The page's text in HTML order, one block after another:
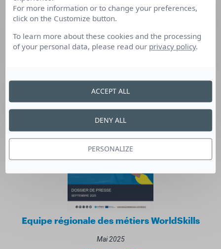
Mondial des Métiers 2025
Décembre 2025
Equipe régionale des métiers WorldSkills
Mai 2025
For more information or to change your preferences,
click on the Customize button.
To learn more about these cookies and the processing
of your personal data, please read our privacy policy.
PERSONALIZE
DENY ALL
ACCEPT ALL